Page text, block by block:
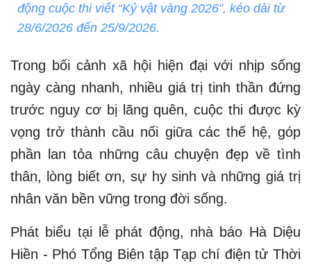
động cuộc thi viết “Kỷ vật vàng 2026”, kéo dài từ
28/6/2026 đến 25/9/2026.
Trong bối cảnh xã hội hiện đại với nhịp sống
ngày càng nhanh, nhiều giá trị tinh thần đứng
trước nguy cơ bị lãng quên, cuộc thi được kỳ
vọng trở thành cầu nối giữa các thế hệ, góp
phần lan tỏa những câu chuyện đẹp về tình
thân, lòng biết ơn, sự hy sinh và những giá trị
nhân văn bền vững trong đời sống.
Phát biểu tại lễ phát động, nhà báo Hà Diệu
Hiền - Phó Tổng Biên tập Tạp chí điện tử Thời